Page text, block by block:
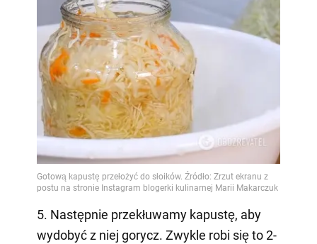
5. Następnie przekłuwamy kapustę, aby
wydobyć z niej gorycz. Zwykle robi się to 2-